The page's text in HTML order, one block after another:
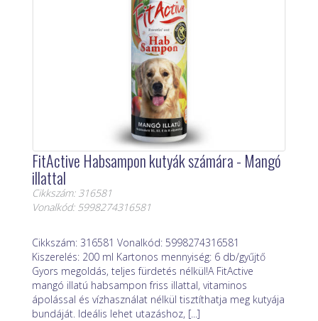
FitActive Habsampon kutyák számára - Mangó
illattal
Cikkszám: 316581
Vonalkód: 5998274316581
Cikkszám: 316581 Vonalkód: 5998274316581
Kiszerelés: 200 ml Kartonos mennyiség: 6 db/gyűjtő
Gyors megoldás, teljes fürdetés nélkül!A FitActive
mangó illatú habsampon friss illattal, vitaminos
ápolással és vízhasználat nélkül tisztíthatja meg kutyája
bundáját. Ideális lehet utazáshoz, [...]